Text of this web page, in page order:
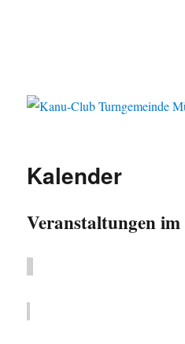
Kanu-Club
e.V.
Kalender
Veranstaltungen